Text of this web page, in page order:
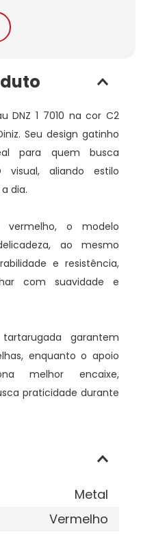
DNZ 1 7010 na cor C2
Seu design gatinho
para quem busca
visual, aliando estilo
dia.
o modelo
ao mesmo
e resistência,
com suavidade e
garantem
enquanto o apoio
melhor encaixe,
praticidade durante
Metal
Vermelho